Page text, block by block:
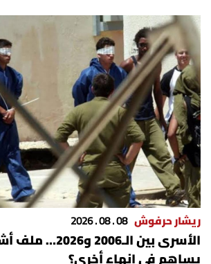
ريشار حرفوش 08 . 08 . 2026
الأسرى بين
يساهم في إنهاء أخرى؟